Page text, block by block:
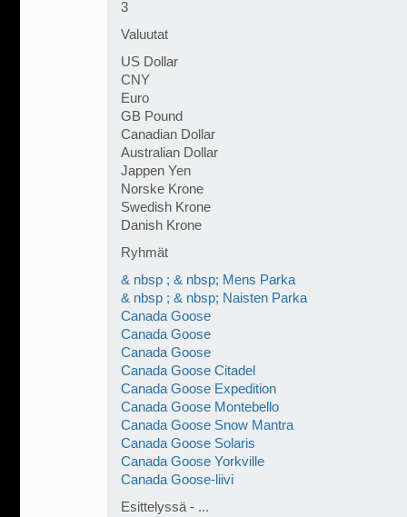
3
Valuutat
US Dollar
CNY
Euro
GB Pound
Canadian Dollar
Australian Dollar
Jappen Yen
Norske Krone
Swedish Krone
Danish Krone
Ryhmät
& nbsp ; & nbsp; Mens Parka
& nbsp ; & nbsp; Naisten Parka
Canada Goose
Canada Goose
Canada Goose
Canada Goose Citadel
Canada Goose Expedition
Canada Goose Montebello
Canada Goose Snow Mantra
Canada Goose Solaris
Canada Goose Yorkville
Canada Goose-liivi
Esittelyssä - ...